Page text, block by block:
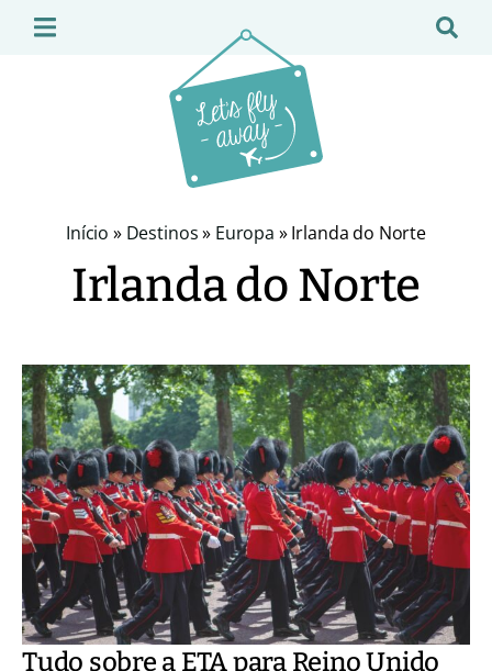
Início » Destinos» Europa »Irlanda do Norte
Irlanda do Norte
Tudo sobre a ETA para Reino Unido